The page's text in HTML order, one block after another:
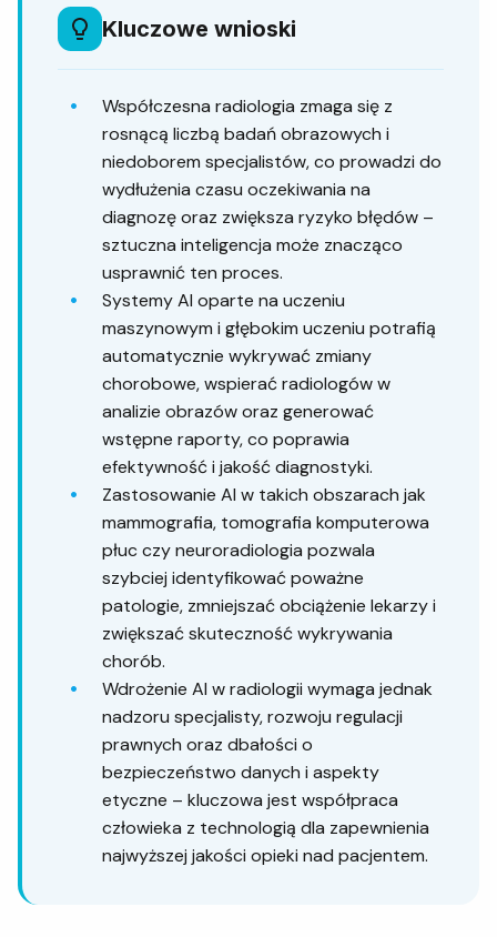
Kluczowe wnioski
Współczesna radiologia zmaga się z
rosnącą liczbą badań obrazowych i
niedoborem specjalistów, co prowadzi do
wydłużenia czasu oczekiwania na
diagnozę oraz zwiększa ryzyko błędów –
sztuczna inteligencja może znacząco
usprawnić ten proces.
Systemy AI oparte na uczeniu
maszynowym i głębokim uczeniu potrafią
automatycznie wykrywać zmiany
chorobowe, wspierać radiologów w
analizie obrazów oraz generować
wstępne raporty, co poprawia
efektywność i jakość diagnostyki.
Zastosowanie AI w takich obszarach jak
mammografia, tomografia komputerowa
płuc czy neuroradiologia pozwala
szybciej identyfikować poważne
patologie, zmniejszać obciążenie lekarzy i
zwiększać skuteczność wykrywania
chorób.
Wdrożenie AI w radiologii wymaga jednak
nadzoru specjalisty, rozwoju regulacji
prawnych oraz dbałości o
bezpieczeństwo danych i aspekty
etyczne – kluczowa jest współpraca
człowieka z technologią dla zapewnienia
najwyższej jakości opieki nad pacjentem.